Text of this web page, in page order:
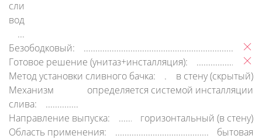
слива
воды:
Безободковый:
Готовое решение (унитаз+инсталляция):
Метод установки сливного бачка:
в стену (скрытый)
Механизм
слива:
определяется системой инсталляции
Направление выпуска:
горизонтальный (в стену)
Область применения:
бытовая